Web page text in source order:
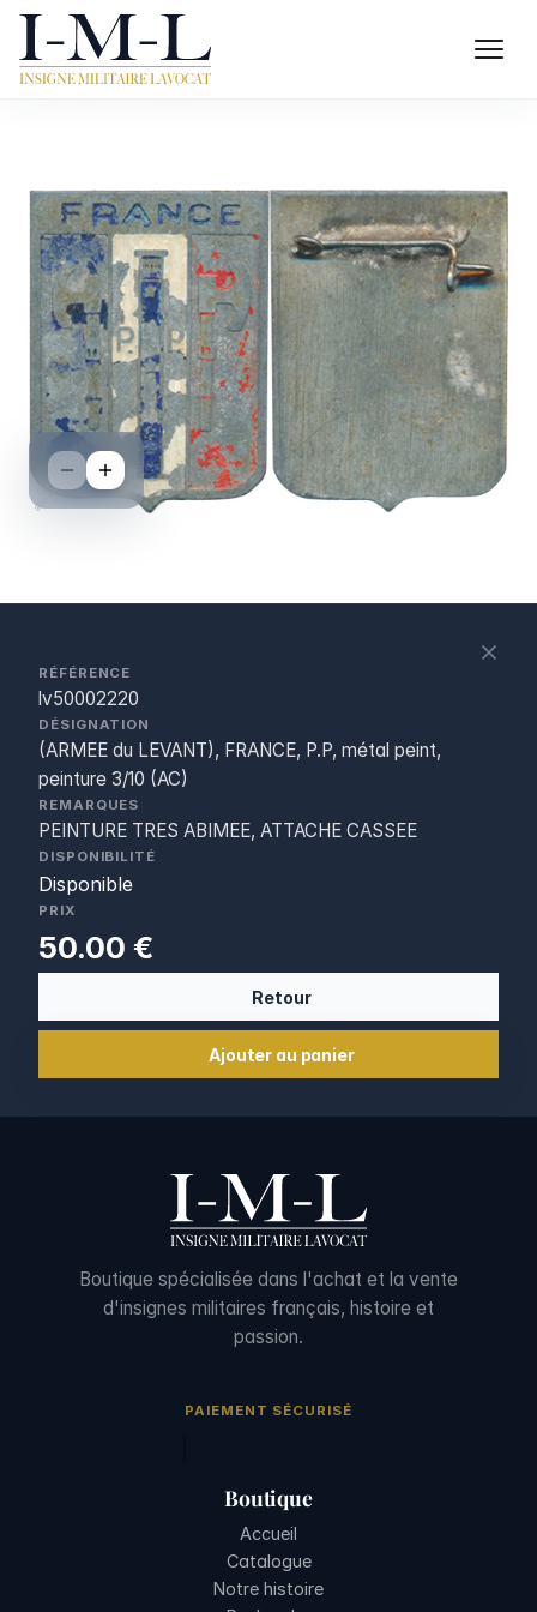
RÉFÉRENCE
lv50002220
DÉSIGNATION
(ARMEE du LEVANT), FRANCE, P.P, métal peint,
peinture 3/10 (AC)
REMARQUES
PEINTURE TRES ABIMEE, ATTACHE CASSEE
DISPONIBILITÉ
Disponible
PRIX
50.00 €
Retour
Ajouter au panier
Boutique spécialisée dans l'achat et la vente
d'insignes militaires français, histoire et
passion.
PAIEMENT SÉCURISÉ
Boutique
Accueil
Catalogue
Notre histoire